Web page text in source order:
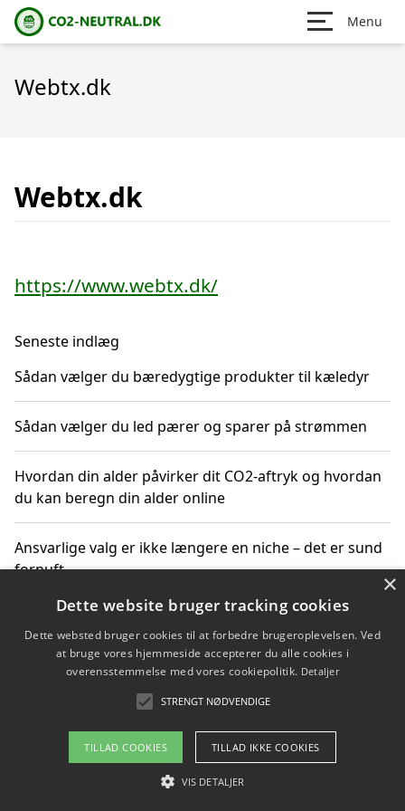
Menu
Webtx.dk
Webtx.dk
https://www.webtx.dk/
Seneste indlæg
Sådan vælger du bæredygtige produkter til kæledyr
Sådan vælger du led pærer og sparer på strømmen
Hvordan din alder påvirker dit CO2-aftryk og hvordan
du kan beregn din alder online
Ansvarlige valg er ikke længere en niche – det er sund
fornuft
Sådan kan du handle bæredygtigt og bestil med
faktura
Om / kontakt
Blog Betingelser
×
Dette website bruger tracking cookies
Dette websted bruger cookies til at forbedre brugeroplevelsen. Ved
at bruge vores hjemmeside accepterer du alle cookies i
overensstemmelse med vores cookiepolitik. Detaljer
STRENGT NØDVENDIGE
TILLAD COOKIES TILLAD IKKE COOKIES
VIS DETALJER